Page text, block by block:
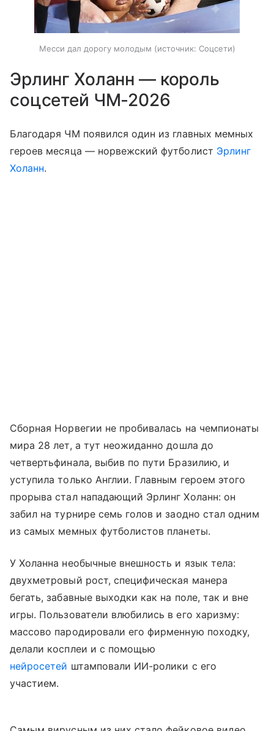
Месси дал дорогу молодым источник: Соцсети
Эрлинг Холанн — король
соцсетей ЧМ-2026
Благодаря ЧМ появился один из главных мемных
героев месяца — норвежский футболист Эрлинг
Холанн.
Сборная Норвегии не пробивалась на чемпионаты
мира 28 лет, а тут неожиданно дошла до
четвертьфинала, выбив по пути Бразилию, и
уступила только Англии. Главным героем этого
прорыва стал нападающий Эрлинг Холанн: он
забил на турнире семь голов и заодно стал одним
из самых мемных футболистов планеты.
У Холанна необычные внешность и язык тела:
двухметровый рост, специфическая манера
бегать, забавные выходки как на поле, так и вне
игры. Пользователи влюбились в его харизму:
массово пародировали его фирменную походку,
делали косплеи и с помощью
нейросетей штамповали ИИ-ролики с его
участием.